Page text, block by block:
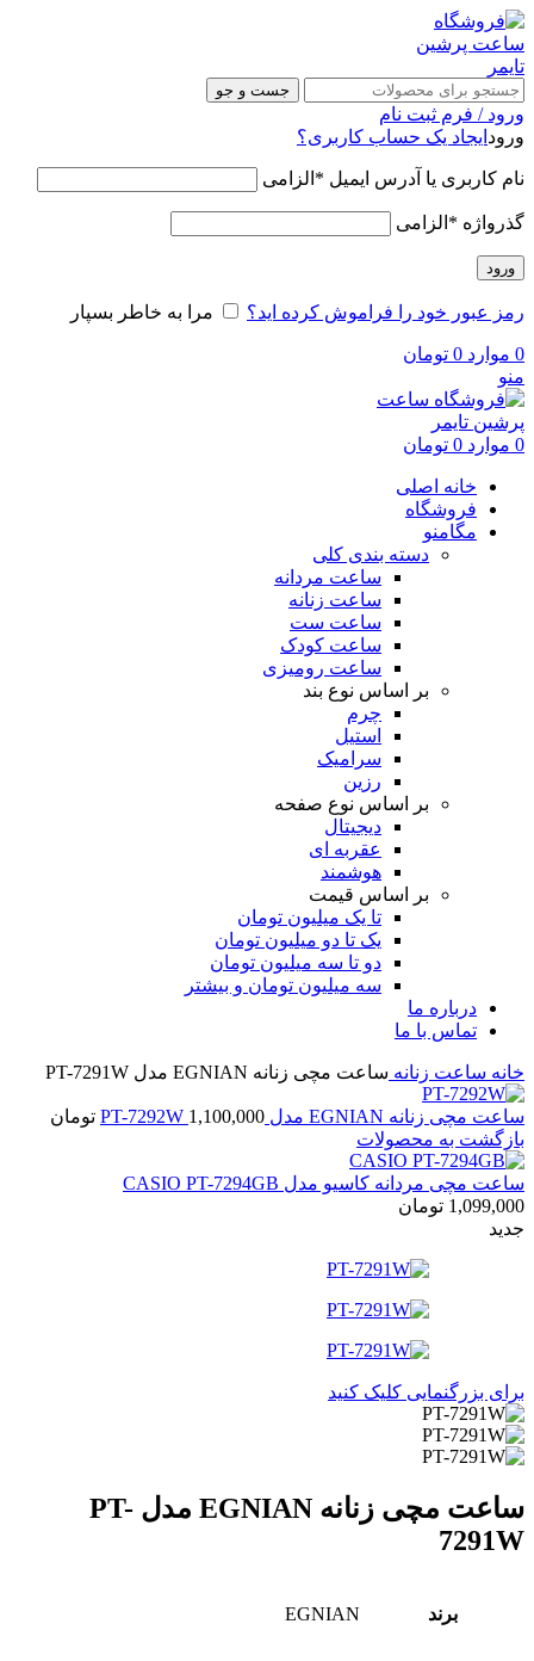
جست و جو
ورود / فرم ثبت نام
ورود ایجاد یک حساب کاربری؟
نام کاربری یا آدرس ایمیل * الزامی
گذرواژه * الزامی
ورود
رمز عبور خود را فراموش کرده اید؟ مرا به خاطر بسپار
0 موارد 0 تومان
منو
0 موارد 0 تومان
خانه اصلی
فروشگاه
مگامنو
دسته بندی کلی
ساعت مردانه
ساعت زنانه
ساعت ست
ساعت کودک
ساعت رومیزی
بر اساس نوع بند
چرم
استیل
سرامیک
رزین
بر اساس نوع صفحه
دیجیتال
عقربه ای
هوشمند
بر اساس قیمت
تا یک میلیون تومان
یک تا دو میلیون تومان
دو تا سه میلیون تومان
سه میلیون تومان و بیشتر
درباره ما
تماس با ما
خانه ساعت زنانه ساعت مچی زنانه EGNIAN مدل PT-7291W
ساعت مچی زنانه EGNIAN مدل PT-7292W 1,100,000
تومان
بازگشت به محصولات
ساعت مچی مردانه کاسیو مدل CASIO PT-7294GB
1,099,000 تومان
جدید
برای بزرگنمایی کلیک کنید
ساعت مچی زنانه EGNIAN مدل PT-
7291W
برند EGNIAN